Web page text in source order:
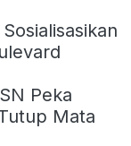
Peka
Mata